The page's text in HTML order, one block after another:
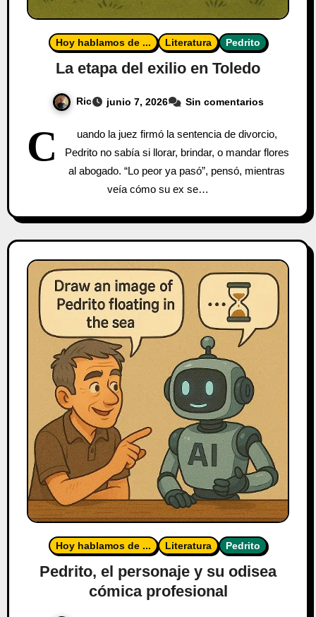
Hoy hablamos de ... Literatura Pedrito
La etapa del exilio en Toledo
Ric junio 7, 2026 Sin comentarios
C
uando la juez firmó la sentencia de divorcio,
Pedrito no sabía si llorar, brindar, o mandar flores
al abogado. “Lo peor ya pasó”, pensó, mientras
veía cómo su ex se…
Hoy hablamos de ... Literatura Pedrito
Pedrito, el personaje y su odisea
cómica profesional